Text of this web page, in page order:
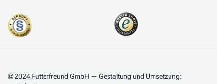
© 2024 Futterfreund GmbH — Gestaltung und Umsetzung: